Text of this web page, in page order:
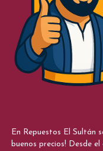
En Repuestos El Sultán
buenos precios! Desde